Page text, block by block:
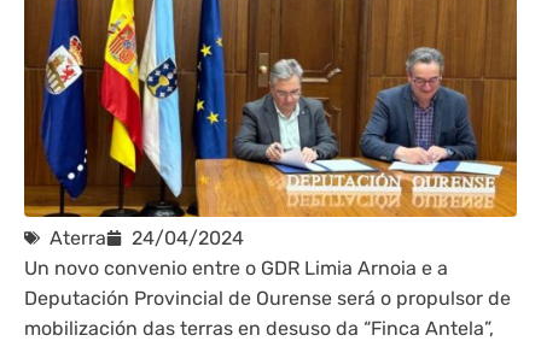
Aterra
24/04/2024
Un novo convenio entre o GDR Limia Arnoia e a
Deputación Provincial de Ourense será o propulsor de
mobilización das terras en desuso da “Finca Antela”,